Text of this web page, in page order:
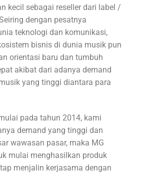
kecil sebagai reseller dari label /
dengan pesatnya
teknologi dan komunikasi,
bisnis di dunia musik pun
orientasi baru dan tumbuh
akibat dari adanya demand
yang tinggi diantara para
pada tahun 2014, kami
demand yang tinggi dan
wawasan pasar, maka MG
mulai menghasilkan produk
menjalin kerjasama dengan